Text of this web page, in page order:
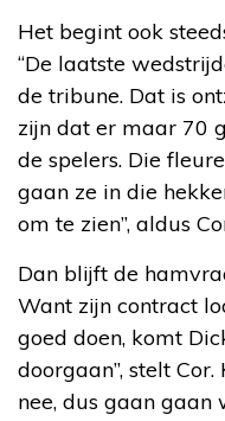
Het begint ook
“De laatste
de tribune. Dat is
zijn dat er maar 70
de spelers. Die
gaan ze in die
om te zien”, aldus
Dan blijft de
Want zijn contract
goed doen, komt
doorgaan”, stelt
nee, dus gaan gaan